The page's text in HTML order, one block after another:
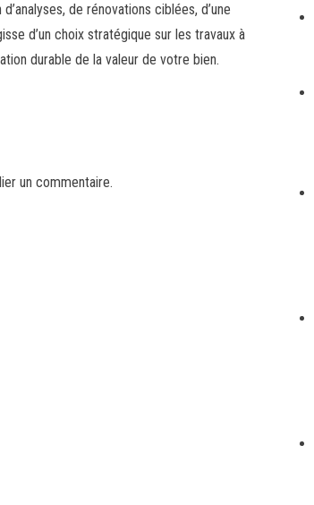
de rénovations ciblées, d’une
d’un choix stratégique sur les travaux à
durable de la valeur de votre bien.
un commentaire.